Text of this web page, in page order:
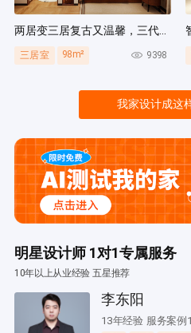
两居变三居复古又温馨，三代人同住无压力，收纳量超绝！
三居室 98m² 9398
我家设计成这
明星设计师 1对1专属服务
10年以上从业经验 五星推荐
李东阳
13年经验 服务案例